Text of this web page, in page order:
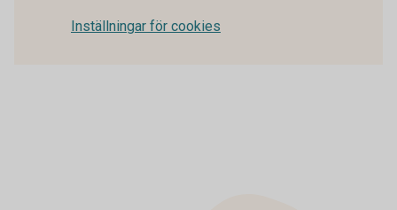
Inställningar för cookies